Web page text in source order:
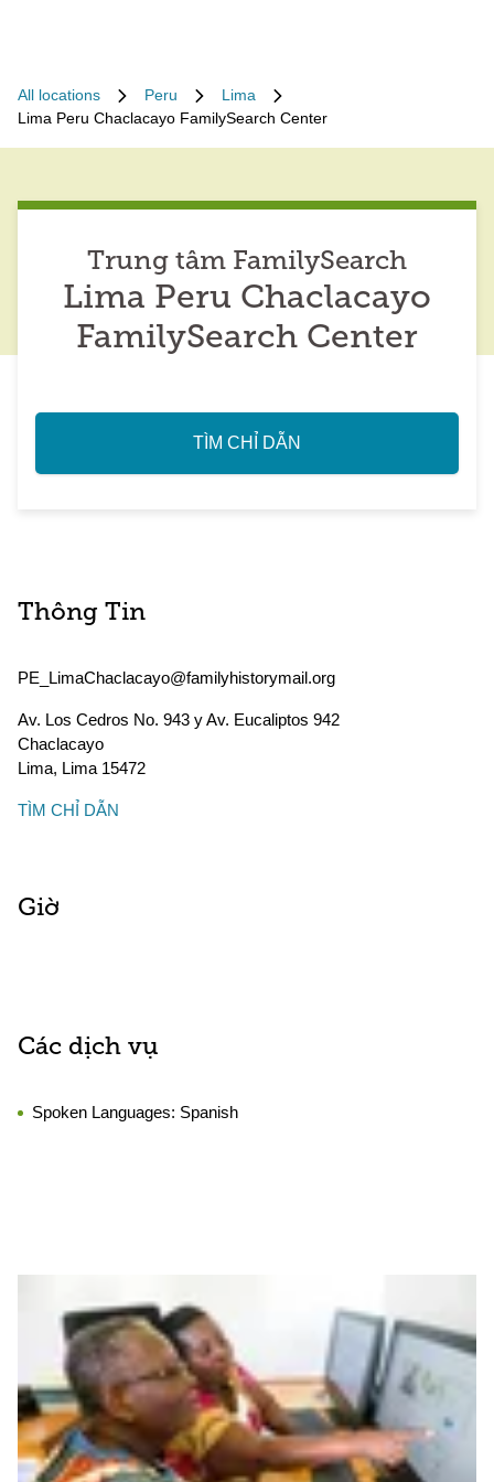
All locations Peru
Lima
Lima Peru Chaclacayo FamilySearch Center
Trung tâm FamilySearch
Lima Peru Chaclacayo
FamilySearch Center
TÌM CHỈ DẪN
Thông Tin
PE_LimaChaclacayo@familyhistorymail.org
Av. Los Cedros No. 943 y Av. Eucaliptos 942
Chaclacayo
Lima, Lima 15472
TÌM CHỈ DẪN
Giờ
Các dịch vụ
Spoken Languages: Spanish